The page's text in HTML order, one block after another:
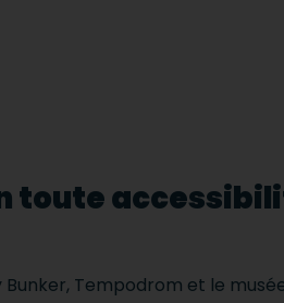
toute
Tempodrom et le